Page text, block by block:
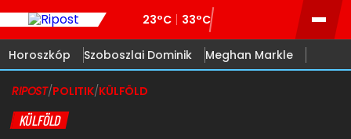
23°C 33°C
Horoszkóp Szoboszlai Dominik Meghan Markle
RIPOST/POLITIK/KÜLFÖLD
KÜLFÖLD